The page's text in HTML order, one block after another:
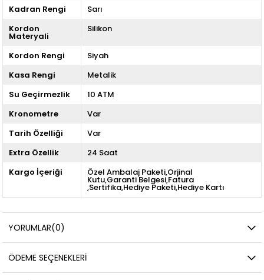
Kadran Rengi
Sarı
Kordon
Materyali
Silikon
Kordon Rengi
Siyah
Kasa Rengi
Metalik
Su Geçirmezlik
10 ATM
Kronometre
Var
Tarih Özelliği
Var
Extra Özellik
24 Saat
Kargo İçeriği
Özel Ambalaj Paketi,Orjinal
Kutu,Garanti Belgesi,Fatura
,Sertifika,Hediye Paketi,Hediye Kartı
YORUMLAR(0)
ÖDEME SEÇENEKLERI